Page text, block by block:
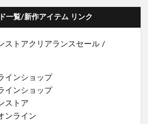
一覧/新作アイテム リンク
ストアクリアランスセール /
インショップ
インショップ
ストア
ンライン